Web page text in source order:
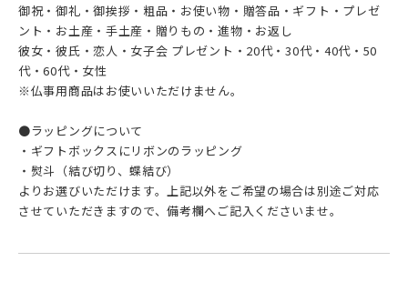
御祝・御礼・御挨拶・粗品・お使い物・贈答品・ギフト・プレゼ
ント・お土産・手土産・贈りもの・進物・お返し
彼女・彼氏・恋人・女子会 プレゼント・20代・30代・40代・50
代・60代・女性
※仏事用商品はお使いいただけません。
●ラッピングについて
・ギフトボックスにリボンのラッピング
・熨斗（結び切り、蝶結び）
よりお選びいただけます。上記以外をご希望の場合は別途ご対応
させていただきますので、備考欄へご記入くださいませ。